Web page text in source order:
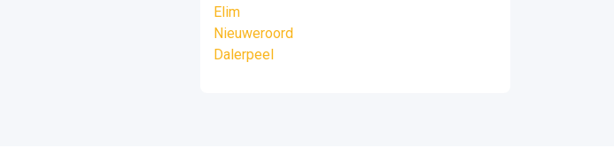
Elim
Nieuweroord
Dalerpeel